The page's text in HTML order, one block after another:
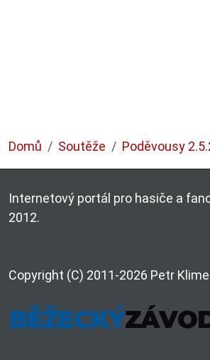
Domů Soutěže Poděvousy
Internetový portál pro hasiče a
2012.
Copyright (C) 2011-2026 Petr